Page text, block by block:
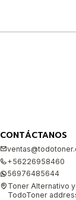
CONTÁCTANOS
+56226958460
56976485644
Toner Alternativo
TodoToner